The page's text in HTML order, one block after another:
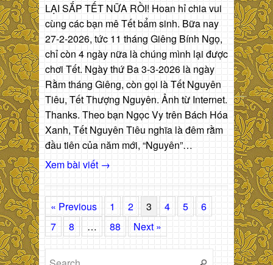
LẠI SẮP TẾT NỮA RỒI! Hoan hỉ chia vui
cùng các bạn mê Tết bẩm sinh. Bữa nay
27-2-2026, tức 11 tháng Giêng Bính Ngọ,
chỉ còn 4 ngày nữa là chúng mình lại được
chơi Tết. Ngày thứ Ba 3-3-2026 là ngày
Rằm tháng Giêng, còn gọi là Tết Nguyên
Tiêu, Tết Thượng Nguyên. Ảnh từ Internet.
Thanks. Theo bạn Ngọc Vy trên Bách Hóa
Xanh, Tết Nguyên Tiêu nghĩa là đêm rằm
đầu tiên của năm mới, “Nguyên”…
Xem bài viết →
« Previous 1 2 3 4 5
6
7
8 … 88 Next »